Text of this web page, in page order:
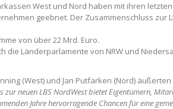
West und Nord haben mit ihren
geebnet. Der Zusammenschluss zur
von über 22 Mrd. Euro.
die Länderparlamente von NRW und
(West) und Jan Putfarken (Nord) äußerten
zur neuen LBS NordWest bietet Eigentümern,
Jahre hervorragende Chancen für eine